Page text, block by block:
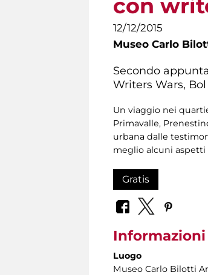
con
12/12/2015
Museo Carlo
Secondo
Writers Wars,
Un viaggio nei
Primavalle,
urbana dalle
meglio alcuni aspetti
Gratis
Informazioni
Luogo
Museo Carlo Bilotti